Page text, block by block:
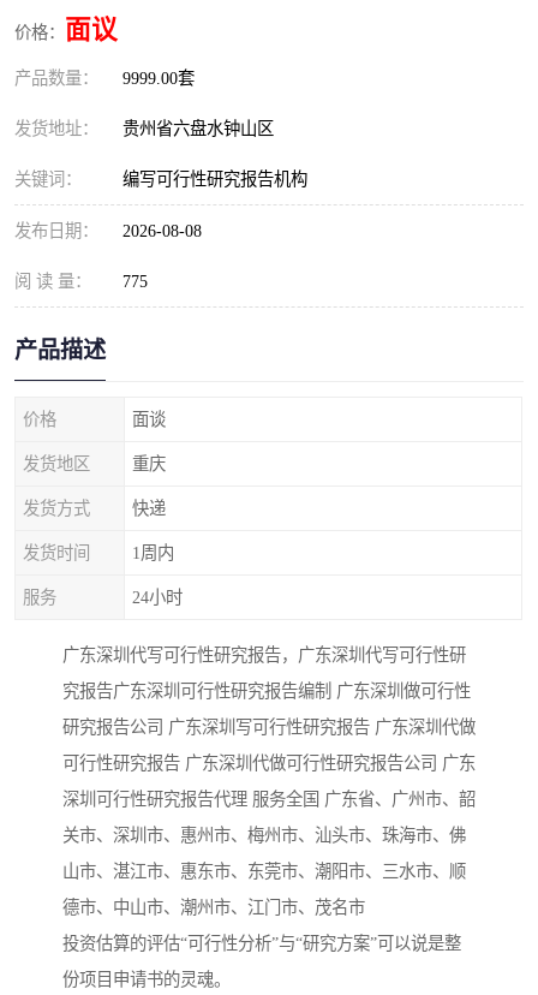
价格： 面议
产品数量： 9999.00套
发货地址： 贵州省六盘水钟山区
关键词： 编写可行性研究报告机构
发布日期： 2026-08-08
阅 读 量： 775
产品描述
价格 面谈
发货地区 重庆
发货方式 快递
发货时间 1周内
服务 24小时
广东深圳代写可行性研究报告，广东深圳代写可行性研
究报告广东深圳可行性研究报告编制 广东深圳做可行性
研究报告公司 广东深圳写可行性研究报告 广东深圳代做
可行性研究报告 广东深圳代做可行性研究报告公司 广东
深圳可行性研究报告代理 服务全国 广东省、广州市、韶
关市、深圳市、惠州市、梅州市、汕头市、珠海市、佛
山市、湛江市、惠东市、东莞市、潮阳市、三水市、顺
德市、中山市、潮州市、江门市、茂名市
投资估算的评估“可行性分析”与“研究方案”可以说是整
份项目申请书的灵魂。